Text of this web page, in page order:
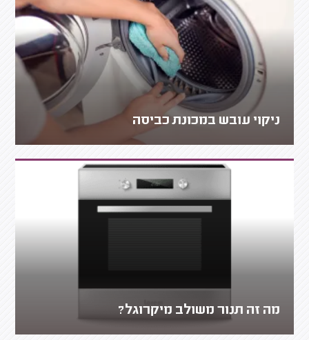
ניקוי עובש במכונת כביסה
מה זה תנור משולב מיקרוגל?